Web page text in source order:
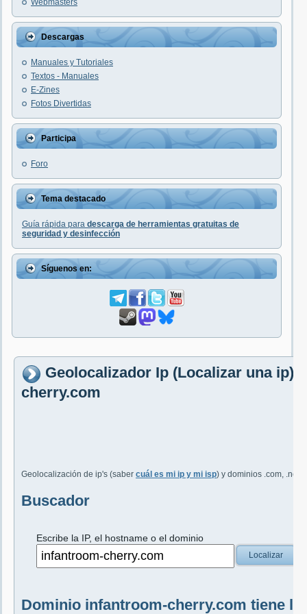
Webmasters
Descargas
Manuales y Tutoriales
Textos - Manuales
E-Zines
Fotos Divertidas
Participa
Foro
Tema destacado
Guía rápida para descarga de herramientas gratuitas de
seguridad y desinfección
Síguenos en:
Geolocalizador Ip (Localizar una ip)
cherry.com
Geolocalización de ip's (saber cuál es mi ip y mi isp) y dominios .com, .net,
Buscador
Escribe la IP, el hostname o el dominio
Localizar
Dominio infantroom-cherry.com tiene la